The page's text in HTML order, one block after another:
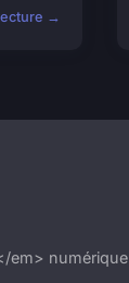
→
em> numérique